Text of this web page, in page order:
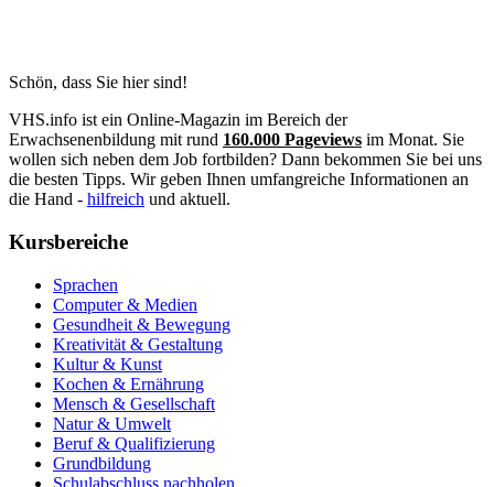
Schön, dass Sie hier sind!
VHS.info ist ein Online-Magazin im Bereich der
Erwachsenenbildung mit rund 160.000 Pageviews im Monat. Sie
wollen sich neben dem Job fortbilden? Dann bekommen Sie bei uns
die besten Tipps. Wir geben Ihnen umfangreiche Informationen an
die Hand - hilfreich und aktuell.
Kursbereiche
Sprachen
Computer & Medien
Gesundheit & Bewegung
Kreativität & Gestaltung
Kultur & Kunst
Kochen & Ernährung
Mensch & Gesellschaft
Natur & Umwelt
Beruf & Qualifizierung
Grundbildung
Schulabschluss nachholen